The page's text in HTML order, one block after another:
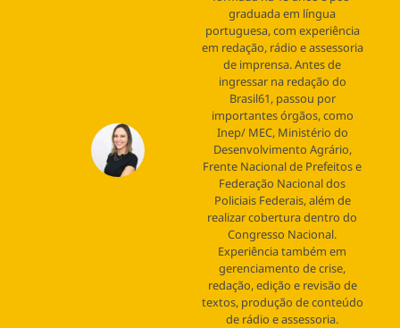
Quem somos
Expediente
Trabalhe no Brasil 61
Contato
Comportamento
Meio Ambiente
Podcast
Política
Saúde
Tempo
graduada em língua
portuguesa, com experiência
em redação, rádio e assessoria
de imprensa. Antes de
ingressar na redação do
Brasil61, passou por
importantes órgãos, como
Inep/ MEC, Ministério do
Desenvolvimento Agrário,
Frente Nacional de Prefeitos e
Federação Nacional dos
Policiais Federais, além de
realizar cobertura dentro do
Congresso Nacional.
Experiência também em
gerenciamento de crise,
redação, edição e revisão de
textos, produção de conteúdo
de rádio e assessoria.